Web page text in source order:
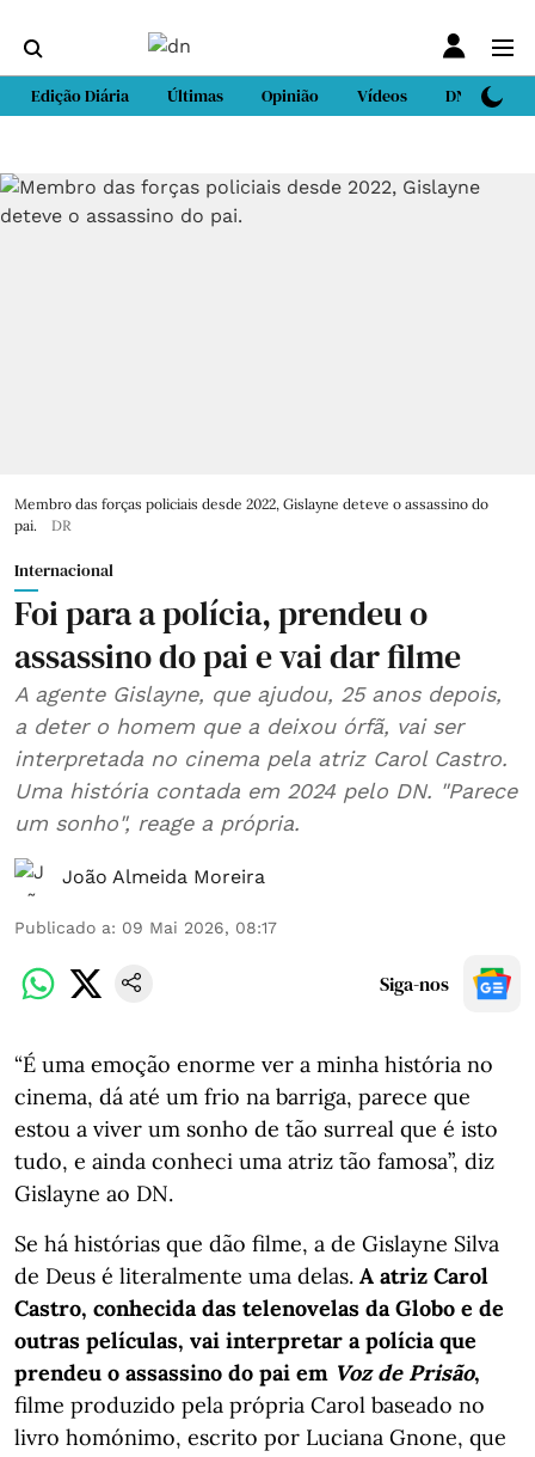
Edição Diária Últimas Opinião Vídeos DN Sport
Membro das forças policiais desde 2022, Gislayne deteve o assassino do
pai.
DR
Internacional
Foi para a polícia, prendeu o
assassino do pai e vai dar filme
A agente Gislayne, que ajudou, 25 anos depois,
a deter o homem que a deixou órfã, vai ser
interpretada no cinema pela atriz Carol Castro.
Uma história contada em 2024 pelo DN. "Parece
um sonho", reage a própria.
João Almeida Moreira
Publicado a: 09 Mai 2026, 08:17
Siga-nos
“É uma emoção enorme ver a minha história no
cinema, dá até um frio na barriga, parece que
estou a viver um sonho de tão surreal que é isto
tudo, e ainda conheci uma atriz tão famosa”, diz
Gislayne ao DN.
Se há histórias que dão filme, a de Gislayne Silva
de Deus é literalmente uma delas. A atriz Carol
Castro, conhecida das telenovelas da Globo e de
outras películas, vai interpretar a polícia que
prendeu o assassino do pai em Voz de Prisão,
filme produzido pela própria Carol baseado no
livro homónimo, escrito por Luciana Gnone, que